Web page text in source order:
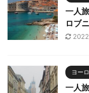
一人
ロブ
ヨー
一人